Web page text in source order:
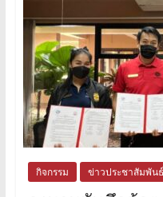
กิจกรรม ข่าวประชาสัมพันธ์